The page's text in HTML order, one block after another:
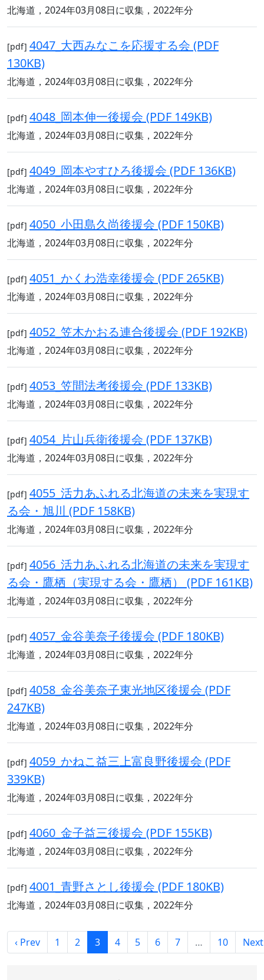
北海道，2024年03月08日に収集，2022年分
[pdf] 4047_大西みなこを応援する会 (PDF
130KB)
北海道，2024年03月08日に収集，2022年分
[pdf] 4048_岡本伸一後援会 (PDF 149KB)
北海道，2024年03月08日に収集，2022年分
[pdf] 4049_岡本やすひろ後援会 (PDF 136KB)
北海道，2024年03月08日に収集，2022年分
[pdf] 4050_小田島久尚後援会 (PDF 150KB)
北海道，2024年03月08日に収集，2022年分
[pdf] 4051_かくわ浩幸後援会 (PDF 265KB)
北海道，2024年03月08日に収集，2022年分
[pdf] 4052_笠木かおる連合後援会 (PDF 192KB)
北海道，2024年03月08日に収集，2022年分
[pdf] 4053_笠間法考後援会 (PDF 133KB)
北海道，2024年03月08日に収集，2022年分
[pdf] 4054_片山兵衛後援会 (PDF 137KB)
北海道，2024年03月08日に収集，2022年分
[pdf] 4055_活力あふれる北海道の未来を実現す
る会・旭川 (PDF 158KB)
北海道，2024年03月08日に収集，2022年分
[pdf] 4056_活力あふれる北海道の未来を実現す
る会・鷹栖（実現する会・鷹栖） (PDF 161KB)
北海道，2024年03月08日に収集，2022年分
[pdf] 4057_金谷美奈子後援会 (PDF 180KB)
北海道，2024年03月08日に収集，2022年分
[pdf] 4058_金谷美奈子東光地区後援会 (PDF
247KB)
北海道，2024年03月08日に収集，2022年分
[pdf] 4059_かねこ益三上富良野後援会 (PDF
339KB)
北海道，2024年03月08日に収集，2022年分
[pdf] 4060_金子益三後援会 (PDF 155KB)
北海道，2024年03月08日に収集，2022年分
[pdf] 4001_青野さとし後援会 (PDF 180KB)
北海道，2024年03月08日に収集，2022年分
‹ Prev 1 2 3 4 5 6 7 … 10 Next